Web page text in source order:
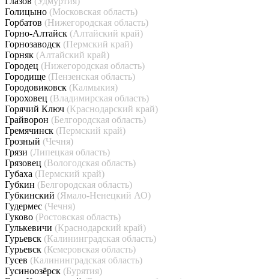
Голицыно (Московская область)
Горбатов (Нижегородская область)
Горно-Алтайск (Алтайский край)
Горнозаводск (Пермский край)
Горняк (Алтайский край)
Городец (Нижегородская область)
Городище (Пензенская область)
Городовиковск (Калмыкия)
Гороховец (Владимирская область)
Горячий Ключ (Краснодарский край)
Грайворон (Белгородская область)
Гремячинск (Пермский край)
Грозный (Чечня)
Грязи (Липецкая область)
Грязовец (Вологодская область)
Губаха (Пермский край)
Губкин (Белгородская область)
Губкинский (Ямало-Ненецкий АО)
Гудермес (Чечня)
Гуково (Ростовская область)
Гулькевичи (Краснодарский край)
Гурьевск (Калининградская область)
Гурьевск (Кемеровская область)
Гусев (Калининградская область)
Гусиноозёрск (Бурятия)